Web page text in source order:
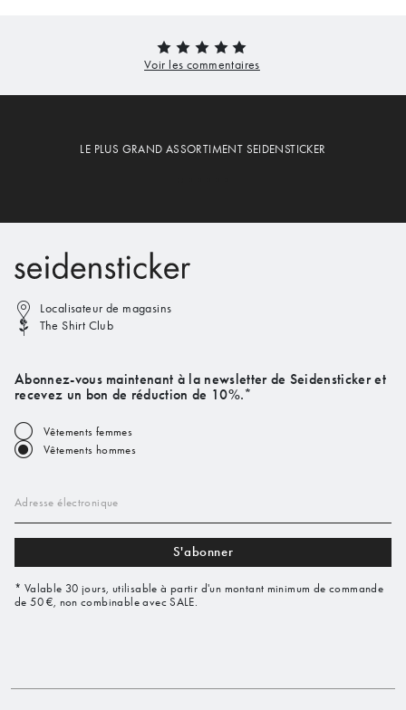
LE PLUS GRAND ASSORTIMENT SEIDENSTICKER
Localisateur de magasins
The Shirt Club
Abonnez-vous maintenant à la newsletter de Seidensticker et
recevez un bon de réduction de 10%.*
Vêtements femmes
Vêtements hommes
Adresse électronique
S'abonner
* Valable 30 jours, utilisable à partir d'un montant minimum de commande
de 50 €, non combinable avec SALE.